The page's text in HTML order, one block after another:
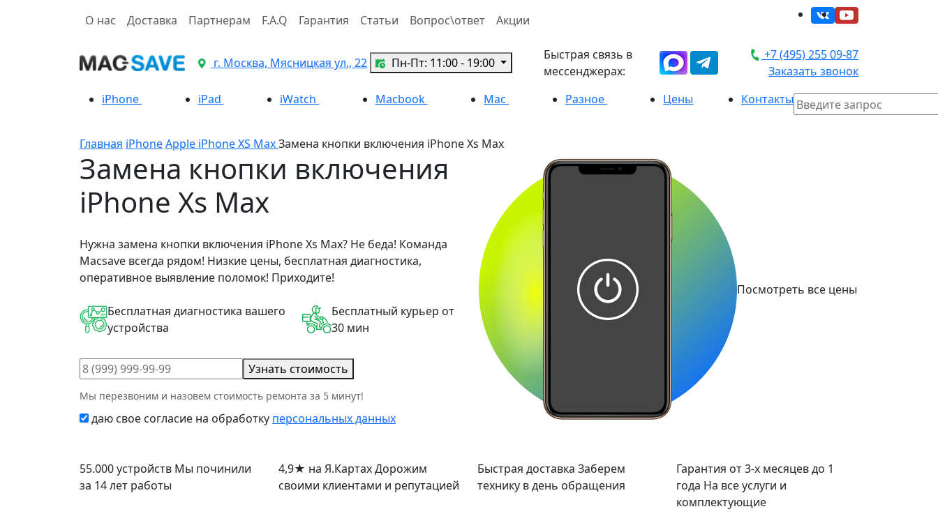
О нас Доставка Партнерам F.A.Q Гарантия Статьи Вопрос\ответ Акции
г. Москва, Мясницкая ул., 22 Пн-Пт: 11:00 - 19:00
Быстрая связь в
мессенджерах:
+7 (495) 255 09-87
Заказать звонок
iPhone
iPad iWatch Macbook Mac Разное Цены Контакты
Главная iPhoneApple iPhone XS MaxЗамена кнопки включения iPhone Xs Max
Замена кнопки включения
iPhone Xs Max
Нужна замена кнопки включения iPhone Xs Max? Не беда! Команда
Macsave всегда рядом! Низкие цены, бесплатная диагностика,
оперативное выявление поломок! Приходите!
Бесплатная диагностика вашего
устройства
Бесплатный курьер от
30 мин
Узнать стоимость
Мы перезвоним и назовем стоимость ремонта за 5 минут!
даю свое согласие на обработку персональных данных
Посмотреть все цены
55.000 устройств Мы починили
за 14 лет работы
4,9★ на Я.КартахДорожим
своими клиентами и репутацией
Быстрая доставка Заберем
технику в день обращения
Гарантия от 3-х месяцев до 1
года На все услуги и
комплектующие